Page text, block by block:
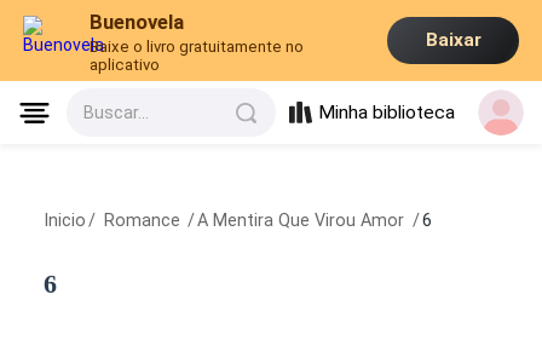
Buenovela
Baixe o livro gratuitamente no
aplicativo
Baixar
Buscar... Minha biblioteca
Inicio / Romance /A Mentira Que Virou Amor /6
6